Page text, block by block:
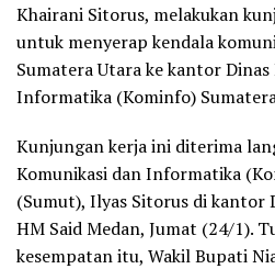
Khairani Sitorus, melakukan
untuk menyerap kendala
Sumatera Utara ke kantor
Informatika (Kominfo)
Kunjungan kerja ini diterima
Komunikasi dan Informatika
(Sumut), Ilyas Sitorus di kantor
HM Said Medan, Jumat (24/1).
kesempatan itu, Wakil Bupati